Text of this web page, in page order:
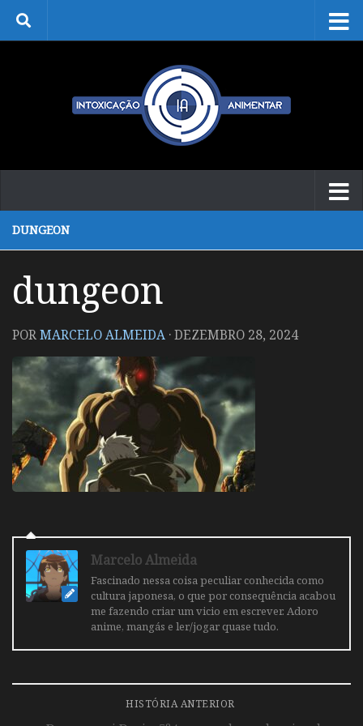
Skip to content
DUNGEON
dungeon
PORMARCELO ALMEIDA ·DEZEMBRO 28, 2024
Marcelo Almeida
Fascinado nessa coisa peculiar conhecida como
cultura japonesa, o que por consequência acabou
me fazendo criar um vicio em escrever. Adoro
anime, mangás e ler/jogar quase tudo.
HISTÓRIA ANTERIOR